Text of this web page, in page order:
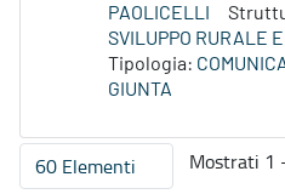
PAOLICELLI
SVILUPPO RURALE
Tipologia:
GIUNTA
60 ElementiPer pagina
Mostrati 1